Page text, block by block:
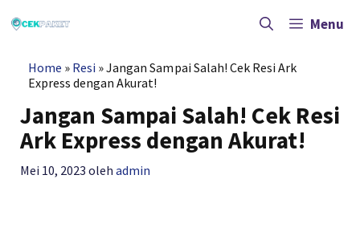
ke
Menu
Home » Resi »Jangan Sampai Salah! Cek Resi Ark
Express dengan Akurat!
Jangan Sampai Salah! Cek Resi
Ark Express dengan Akurat!
Mei 10, 2023 olehadmin